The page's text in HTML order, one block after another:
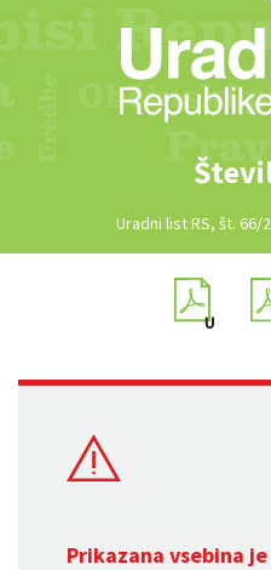
Uradni list RS, št. 66/
Prikazana vsebina